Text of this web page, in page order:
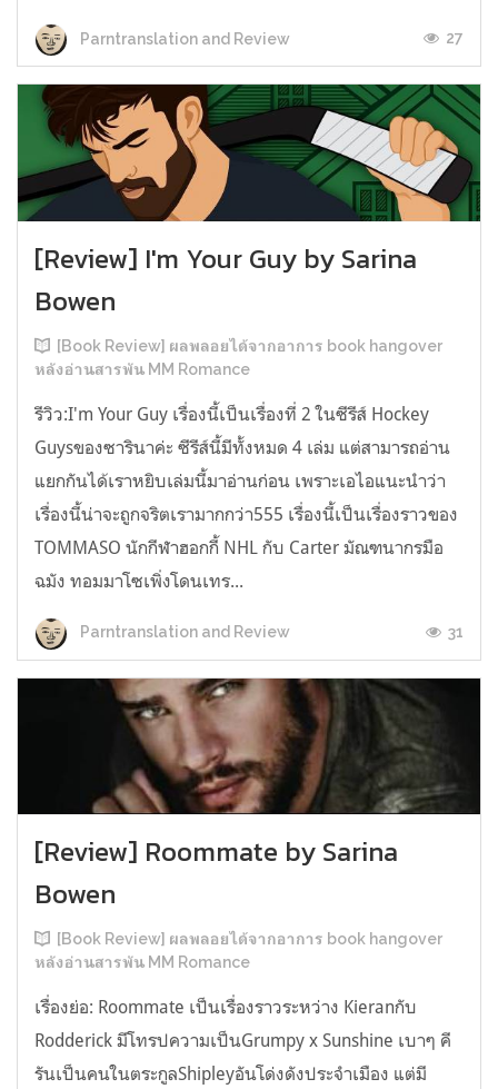
Parntranslation and Review 27
[Review] I'm Your Guy by Sarina
Bowen
[Book Review] ผลพลอยได้จากอาการ book hangover
หลังอ่านสารพัน MM Romance
รีวิว:I'm Your Guy เรื่องนี้เป็นเรื่องที่ 2 ในซีรีส์ Hockey
Guysของซารินาค่ะ ซีรีส์นี้มีทั้งหมด 4 เล่ม แต่สามารถอ่าน
แยกกันได้เราหยิบเล่มนี้มาอ่านก่อน เพราะเอไอแนะนำว่า
เรื่องนี้น่าจะถูกจริตเรามากกว่า555 เรื่องนี้เป็นเรื่องราวของ
TOMMASO นักกีฬาฮอกกี้ NHL กับ Carter มัณฑนากรมือ
ฉมัง ทอมมาโซเพิ่งโดนเทร...
Parntranslation and Review 31
[Review] Roommate by Sarina
Bowen
[Book Review] ผลพลอยได้จากอาการ book hangover
หลังอ่านสารพัน MM Romance
เรื่องย่อ: Roommate เป็นเรื่องราวระหว่าง Kieranกับ
Rodderick มีโทรปความเป็นGrumpy x Sunshine เบาๆ คี
รันเป็นคนในตระกูลShipleyอันโด่งดังประจำเมือง แต่มี